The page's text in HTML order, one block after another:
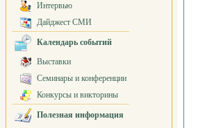
Интервью
Дайджест СМИ
Календарь событий
Выставки
Семинары и конференции
Конкурсы и викторины
Полезная информация